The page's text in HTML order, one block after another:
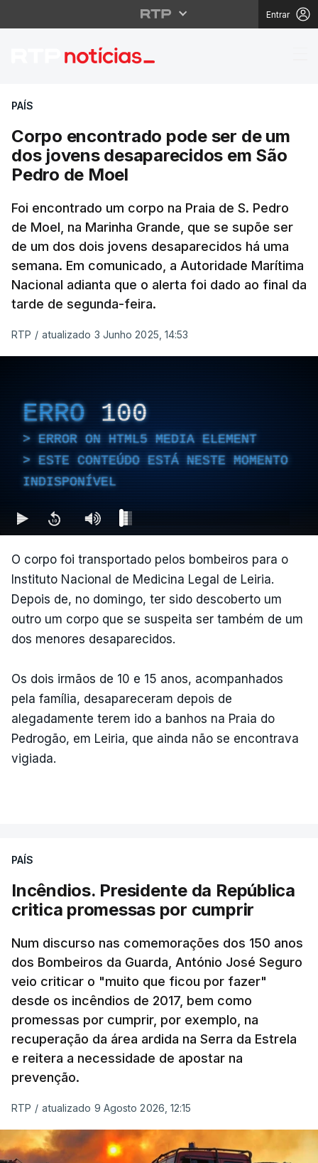
Entrar
Corpo encontrado
PAÍS
Corpo encontrado pode ser de um
dos jovens desaparecidos em São
Pedro de Moel
Foi encontrado um corpo na Praia de S. Pedro
de Moel, na Marinha Grande, que se supõe ser
de um dos dois jovens desaparecidos há uma
semana. Em comunicado, a Autoridade Marítima
Nacional adianta que o alerta foi dado ao final da
tarde de segunda-feira.
RTP / atualizado 3 Junho 2025, 14:53
ERRO 100
ERROR ON HTML5 MEDIA ELEMENT
ESTE CONTEÚDO ESTÁ NESTE MOMENTO
INDISPONÍVEL
O corpo foi transportado pelos bombeiros para o
Instituto Nacional de Medicina Legal de Leiria.
Depois de, no domingo, ter sido descoberto um
outro um corpo que se suspeita ser também de um
dos menores desaparecidos.
Os dois irmãos de 10 e 15 anos, acompanhados
pela família, desapareceram depois de
alegadamente terem ido a banhos na Praia do
Pedrogão, em Leiria, que ainda não se encontrava
vigiada.
PAÍS
Incêndios. Presidente da República
critica promessas por cumprir
Num discurso nas comemorações dos 150 anos
dos Bombeiros da Guarda, António José Seguro
veio criticar o "muito que ficou por fazer"
desde os incêndios de 2017, bem como
promessas por cumprir, por exemplo, na
recuperação da área ardida na Serra da Estrela
e reitera a necessidade de apostar na
prevenção.
RTP / atualizado 9 Agosto 2026, 12:15